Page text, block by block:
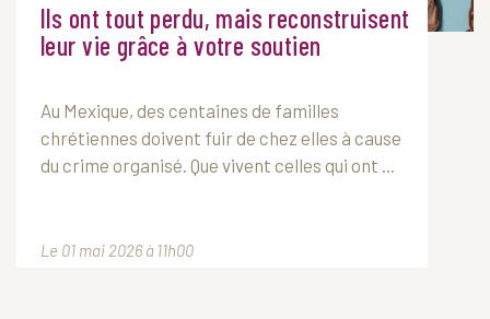
Ils ont tout perdu, mais reconstruisent
leur vie grâce à votre soutien
Au Mexique, des centaines de familles
chrétiennes doivent fuir de chez elles à cause
du crime organisé. Que vivent celles qui ont ...
Le 01 mai 2026 à 11h00